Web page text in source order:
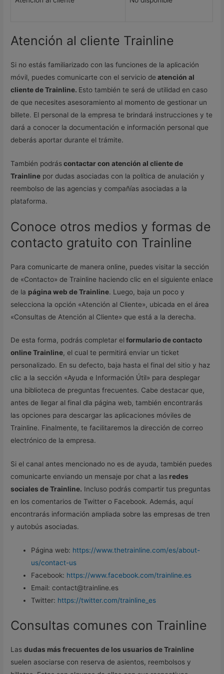
Atención al cliente Trainline
Si no estás familiarizado con las funciones de la aplicación
móvil, puedes comunicarte con el servicio de atención al
cliente de Trainline. Esto también te será de utilidad en caso
de que necesites asesoramiento al momento de gestionar un
billete. El personal de la empresa te brindará instrucciones y te
dará a conocer la documentación e información personal que
deberás aportar durante el trámite.
También podráscontactar con atención al cliente de
Trainline por dudas asociadas con la política de anulación y
reembolso de las agencias y compañías asociadas a la
plataforma.
Conoce otros medios y formas de
contacto gratuito con Trainline
Para comunicarte de manera online, puedes visitar la sección
de «Contacto» de Trainline haciendo clic en el siguiente enlace
de la página web de Trainline. Luego, baja un poco y
selecciona la opción «Atención al Cliente», ubicada en el área
«Consultas de Atención al Cliente» que está a la derecha.
De esta forma, podrás completar el formulario de contacto
online Trainline, el cual te permitirá enviar un ticket
personalizado. En su defecto, baja hasta el final del sitio y haz
clic a la sección «Ayuda e Información Útil» para desplegar
una biblioteca de preguntas frecuentes. Cabe destacar que,
antes de llegar al final dla página web, también encontrarás
las opciones para descargar las aplicaciones móviles de
Trainline. Finalmente, te facilitaremos la dirección de correo
electrónico de la empresa.
Si el canal antes mencionado no es de ayuda, también puedes
comunicarte enviando un mensaje por chat a las redes
sociales de Trainline. Incluso podrás compartir tus preguntas
en los comentarios de Twitter o Facebook. Además, aquí
encontrarás información ampliada sobre las empresas de tren
y autobús asociadas.
Página web: https://www.thetrainline.com/es/about-
us/contact-us
Facebook: https://www.facebook.com/trainline.es
Email: contact@trainline.es
Twitter: https://twitter.com/trainline_es
Consultas comunes con Trainline
Lasdudas más frecuentes de los usuarios de Trainline
suelen asociarse con reserva de asientos, reembolsos y